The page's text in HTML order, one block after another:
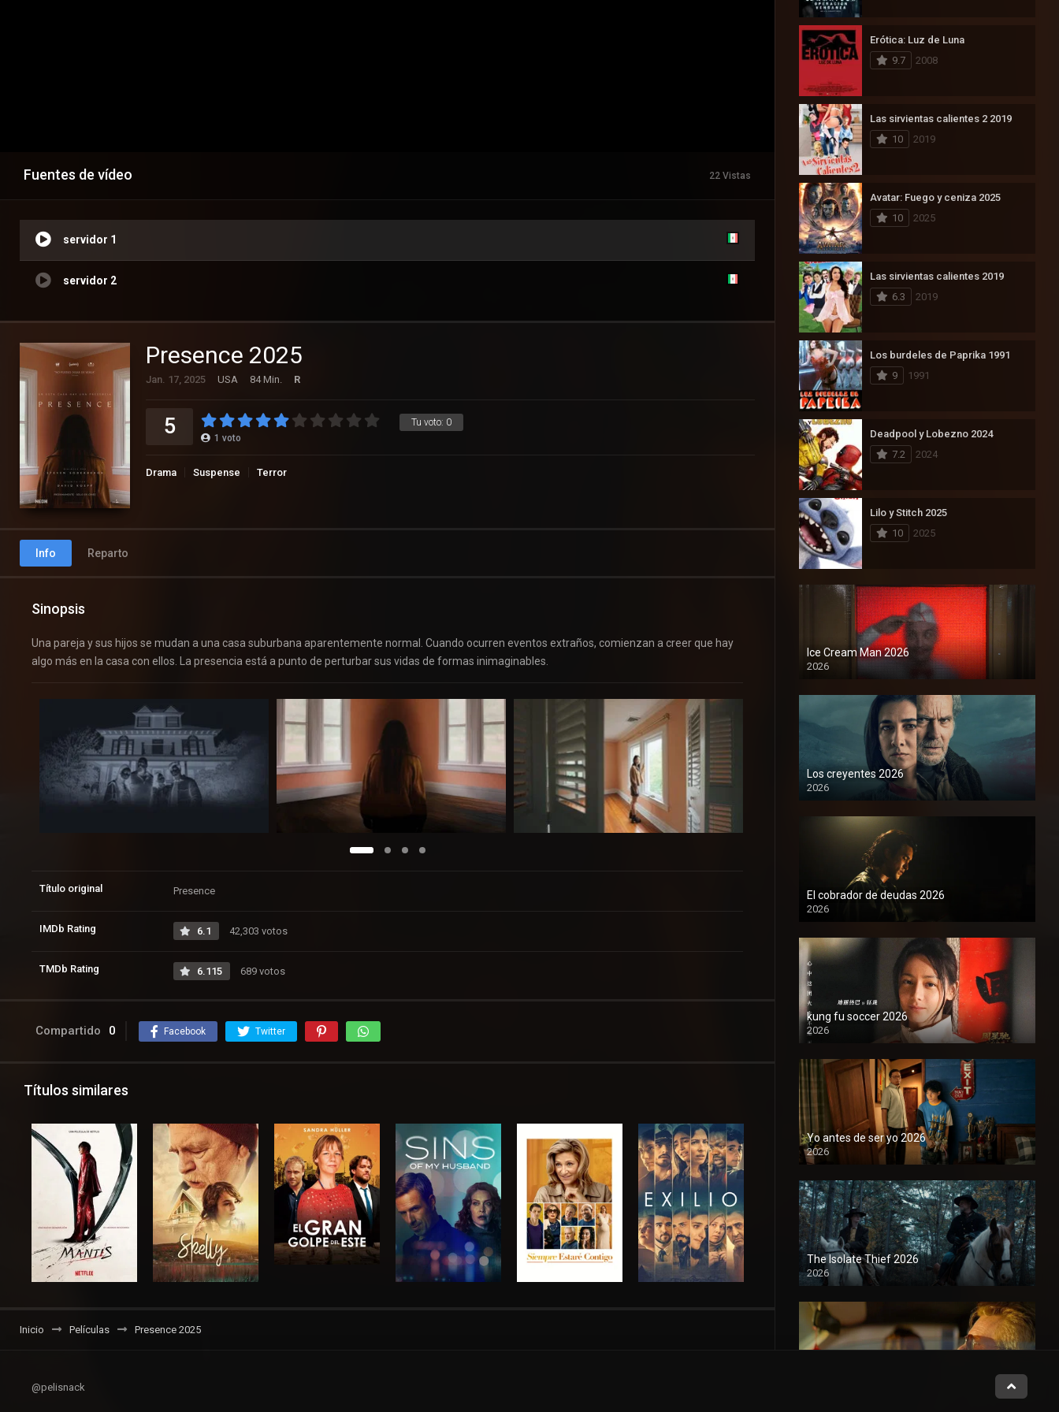
Fuentes de vídeo 22 Vistas
servidor 1
servidor 2
Presence 2025
Jan. 17, 2025 USA 84 Min. R
Tu voto: 0
5 1 voto
Drama Suspense Terror
Info Reparto
Sinopsis
Una pareja y sus hijos se mudan a una casa suburbana aparentemente normal. Cuando ocurren eventos extraños, comienzan a creer que hay
algo más en la casa con ellos. La presencia está a punto de perturbar sus vidas de formas inimaginables.
Título original Presence
IMDb Rating 6.1 42,303 votos
TMDb Rating 6.115 689 votos
Compartido 0 Facebook Twitter
Títulos similares
Inicio Películas Presence 2025
Erótica: Luz de Luna
9.7
2008
Las sirvientas calientes 2 2019
10
2019
Avatar: Fuego y ceniza 2025
10
2025
Las sirvientas calientes 2019
6.3
2019
Los burdeles de Paprika 1991
9
1991
Deadpool y Lobezno 2024
7.2
2024
Lilo y Stitch 2025
10
2025
Ice Cream Man 2026
2026
Los creyentes 2026
2026
1080P
El cobrador de deudas 2026
2026
1080P
kung fu soccer 2026
2026
1080P
Yo antes de ser yo 2026
2026
1080P
The Isolate Thief 2026
2026
1080P
@pelisnack